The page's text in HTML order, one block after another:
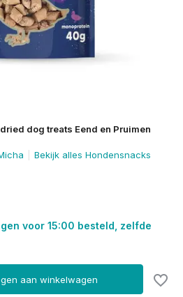
dog treats Eend en Pruimen
Bekijk alles Hondensnacks
voor 15:00 besteld, zelfde
aan winkelwagen